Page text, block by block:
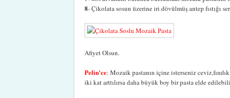
8- Çikolata sosun üzerine iri dövülmüş antep fıstığı
Afiyet Olsun.
Pelin'ce: Mozaik pastanın içine isterseniz
iki kat arttılırsa daha büyük boy bir pasta elde